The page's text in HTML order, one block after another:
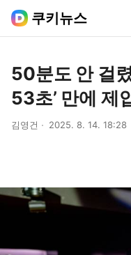
쿠키뉴스
50분도 안 걸
53초’ 만에 제
김영건 2025. 8. 14. 18:28